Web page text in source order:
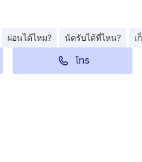
ผ่อนได้ไหม? นัดรับได้ที่ไหน? เ
โทร